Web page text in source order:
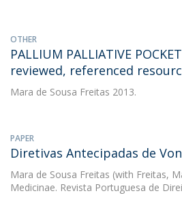
OTHER
PALLIUM PALLIATIVE
reviewed, referenced
Mara de Sousa Freitas 2013.
PAPER
Diretivas Antecipadas de
Mara de Sousa Freitas (with Freitas,
Medicinae. Revista Portuguesa de